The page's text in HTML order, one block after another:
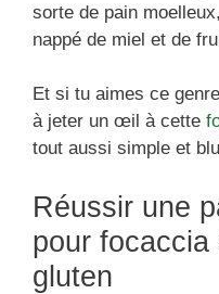
sorte de pain
nappé de miel et de
Et si tu aimes ce
à jeter un œil à cette
tout aussi simple et
Réussir une
pour
gluten